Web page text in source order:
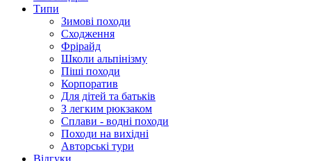
Типи
Зимові походи
Сходження
Фрірайд
Школи альпінізму
Піші походи
Корпоратив
Для дітей та батьків
З легким рюкзаком
Сплави - водні походи
Походи на вихідні
Авторські тури
Відгуки